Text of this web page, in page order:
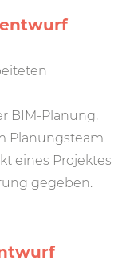
BIM-Planung,
Planungsteam
eines Projektes
gegeben.